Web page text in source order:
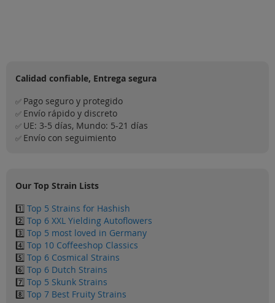
Calidad confiable, Entrega segura
✅ Pago seguro y protegido
✅ Envío rápido y discreto
✅ UE: 3-5 días, Mundo: 5-21 días
✅ Envío con seguimiento
Our Top Strain Lists
1️⃣ Top 5 Strains for Hashish
2️⃣ Top 6 XXL Yielding Autoflowers
3️⃣ Top 5 most loved in Germany
4️⃣ Top 10 Coffeeshop Classics
5️⃣ Top 6 Cosmical Strains
6️⃣ Top 6 Dutch Strains
7️⃣ Top 5 Skunk Strains
8️⃣ Top 7 Best Fruity Strains